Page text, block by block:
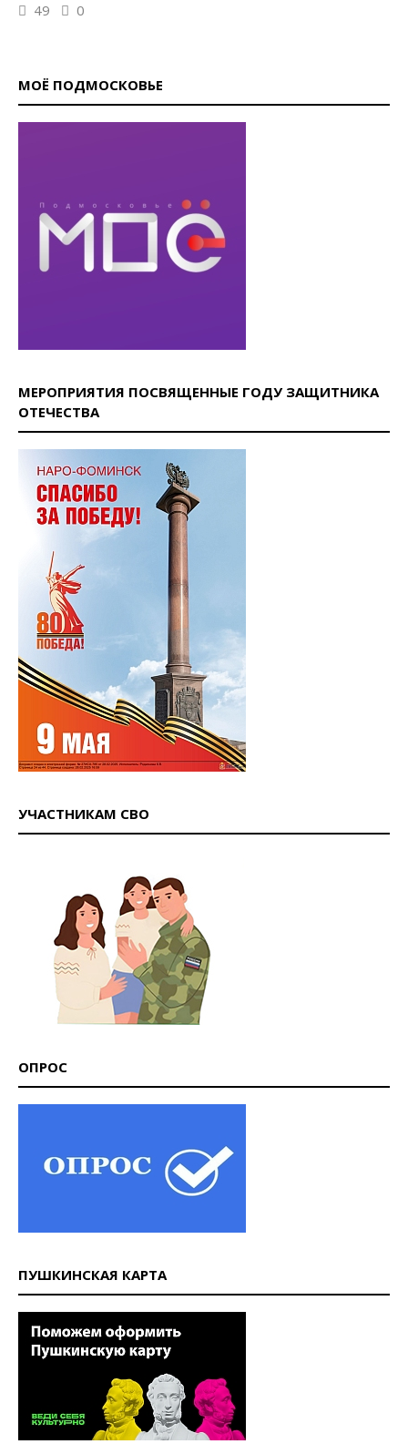
49 0
МОЁ ПОДМОСКОВЬЕ
МЕРОПРИЯТИЯ ПОСВЯЩЕННЫЕ ГОДУ ЗАЩИТНИКА
ОТЕЧЕСТВА
УЧАСТНИКАМ СВО
ОПРОС
ПУШКИНСКАЯ КАРТА